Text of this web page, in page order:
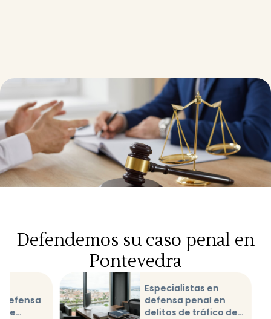
Defendemos su caso penal en
Pontevedra
defensa
de
Especialistas en
defensa penal en
delitos de tráfico de